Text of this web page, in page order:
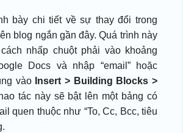
bày chi tiết về sự thay đổi trong
blog ngắn gần đây. Quá trình này
nhấp chuột phải vào khoảng
Docs và nhập “email” hoặc
vào Insert > Building Blocks >
tác này sẽ bật lên một bảng có
quen thuộc như “To, Cc, Bcc, tiêu